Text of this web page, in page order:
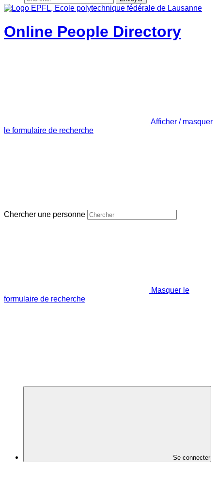
Online People Directory
Afficher / masquer
le formulaire de recherche
Chercher une personne
Masquer le
formulaire de recherche
Se connecter